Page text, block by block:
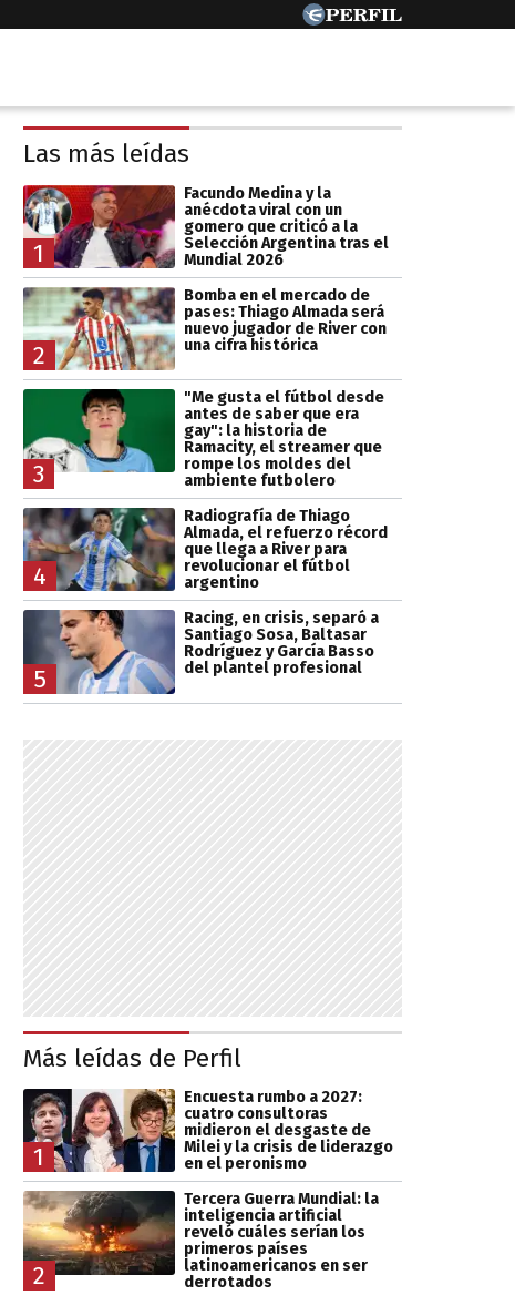
Las más leídas
1
Facundo Medina y la
anécdota viral con un
gomero que criticó a la
Selección Argentina tras el
Mundial 2026
2
Bomba en el mercado de
pases: Thiago Almada será
nuevo jugador de River con
una cifra histórica
3
"Me gusta el fútbol desde
antes de saber que era
gay": la historia de
Ramacity, el streamer que
rompe los moldes del
ambiente futbolero
4
Radiografía de Thiago
Almada, el refuerzo récord
que llega a River para
revolucionar el fútbol
argentino
5
Racing, en crisis, separó a
Santiago Sosa, Baltasar
Rodríguez y García Basso
del plantel profesional
Más leídas de Perfil
1
Encuesta rumbo a 2027:
cuatro consultoras
midieron el desgaste de
Milei y la crisis de liderazgo
en el peronismo
2
Tercera Guerra Mundial: la
inteligencia artificial
reveló cuáles serían los
primeros países
latinoamericanos en ser
derrotados